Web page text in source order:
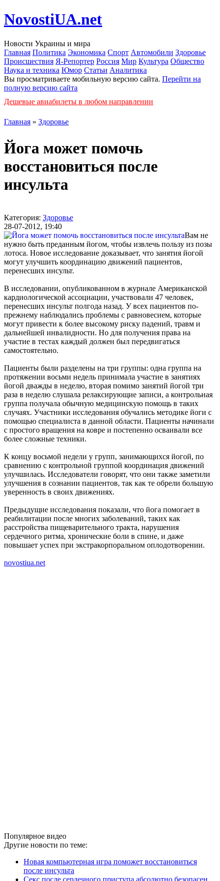
NovostiUA.net
Новости Украины и мира
Главная Политика Экономика Спорт Автомобили Здоровье
Происшествия Я-Репортер Россия Мир Культура Общество
Наука и техника Юмор Статьи Аналитика
Вы просматриваете мобильную версию сайта. Перейти на
полную версию сайта
Дешевые авиабилеты в любом направлении
Главная » Здоровье
Йога может помочь
восстановиться после
инсульта
Категория: Здоровье
28-07-2012, 19:40
Вам не
нужно быть преданным йогом, чтобы извлечь пользу из позы
лотоса. Новое исследование доказывает, что занятия йогой
могут улучшить координацию движений пациентов,
перенесших инсульт.
В исследовании, опубликованном в журнале Американской
кардиологической ассоциации, участвовали 47 человек,
перенесших инсульт полгода назад. У всех пациентов по-
прежнему наблюдались проблемы с равновесием, которые
могут привести к более высокому риску падений, травм и
дальнейшей инвалидности. Но для получения права на
участие в тестах каждый должен был передвигаться
самостоятельно.
Пациенты были разделены на три группы: одна группа на
протяжении восьми недель принимала участие в занятиях
йогой дважды в неделю, вторая помимо занятий йогой три
раза в неделю слушала релаксирующие записи, а контрольная
группа получала обычную медицинскую помощь в таких
случаях. Участники исследования обучались методике йоги с
помощью специалиста в данной области. Пациенты начинали
с простого вращения на ковре и постепенно осваивали все
более сложные техники.
К концу восьмой недели у групп, занимающихся йогой, по
сравнению с контрольной группой координация движений
улучшилась. Исследователи говорят, что они также заметили
улучшения в сознании пациентов, так как те обрели большую
уверенность в своих движениях.
Предыдущие исследования показали, что йога помогает в
реабилитации после многих заболеваний, таких как
расстройства пищеварительного тракта, нарушения
сердечного ритма, хронические боли в спине, и даже
повышает успех при экстракорпоральном оплодотворении.
novostiua.net
Популярное видео
Другие новости по теме:
Новая компьютерная игра поможет восстановиться
после инсульта
Секс после сердечного приступа абсолютно безопасен